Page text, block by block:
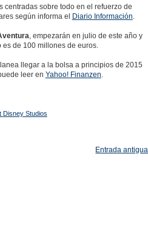
sobre todo en el refuerzo de
según informa el
Diario Información.
, empezarán en julio de este año y
es de 100 millones de euros.
llegar a la bolsa a principios de 2015
leer en Yahoo! Finanzen.
Disney Studios
Entrada antigua